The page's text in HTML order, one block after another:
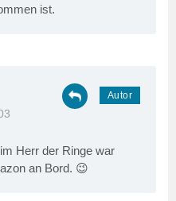
ist.
Herr der Ringe war
an Bord. 😉